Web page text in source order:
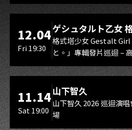
LIVE WAREHOUSE 小庫
12.04
Fri 19:30
ゲシュタルト乙女
Gestalt Girl
格式塔少女 Gestalt Girl
と。」專輯發片巡迴 –
11.14
Sat 19:00
山下智久
山下智久 2026 巡迴演
場